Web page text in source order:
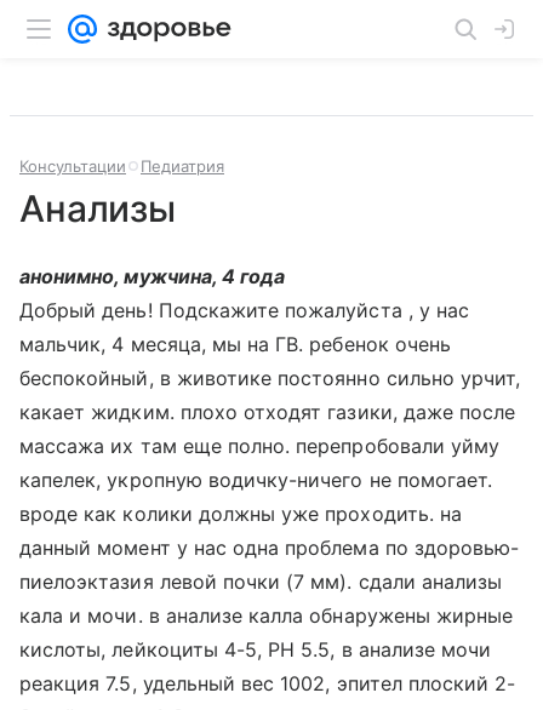
Консультации Педиатрия
Анализы
анонимно, мужчина, 4 года
Добрый день! Подскажите пожалуйста , у нас
мальчик, 4 месяца, мы на ГВ. ребенок очень
беспокойный, в животике постоянно сильно урчит,
какает жидким. плохо отходят газики, даже после
массажа их там еще полно. перепробовали уйму
капелек, укропную водичку-ничего не помогает.
вроде как колики должны уже проходить. на
данный момент у нас одна проблема по здоровью-
пиелоэктазия левой почки (7 мм). сдали анализы
кала и мочи. в анализе калла обнаружены жирные
кислоты, лейкоциты 4-5, PH 5.5, в анализе мочи
реакция 7.5, удельный вес 1002, эпител плоский 2-